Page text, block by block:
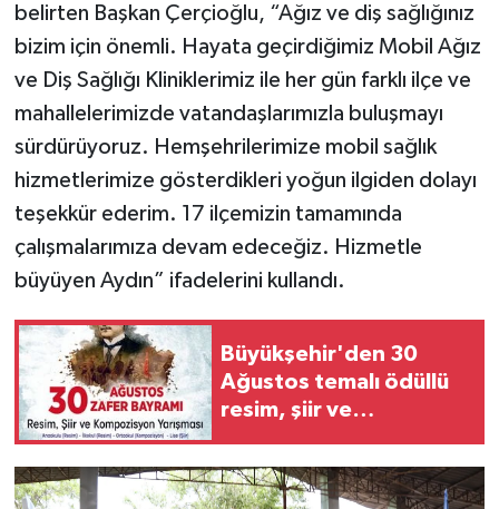
belirten Başkan Çerçioğlu, “Ağız ve diş sağlığınız
bizim için önemli. Hayata geçirdiğimiz Mobil Ağız
ve Diş Sağlığı Kliniklerimiz ile her gün farklı ilçe ve
mahallelerimizde vatandaşlarımızla buluşmayı
sürdürüyoruz. Hemşehrilerimize mobil sağlık
hizmetlerimize gösterdikleri yoğun ilgiden dolayı
teşekkür ederim. 17 ilçemizin tamamında
çalışmalarımıza devam edeceğiz. Hizmetle
büyüyen Aydın” ifadelerini kullandı.
Büyükşehir'den 30
Ağustos temalı ödüllü
resim, şiir ve